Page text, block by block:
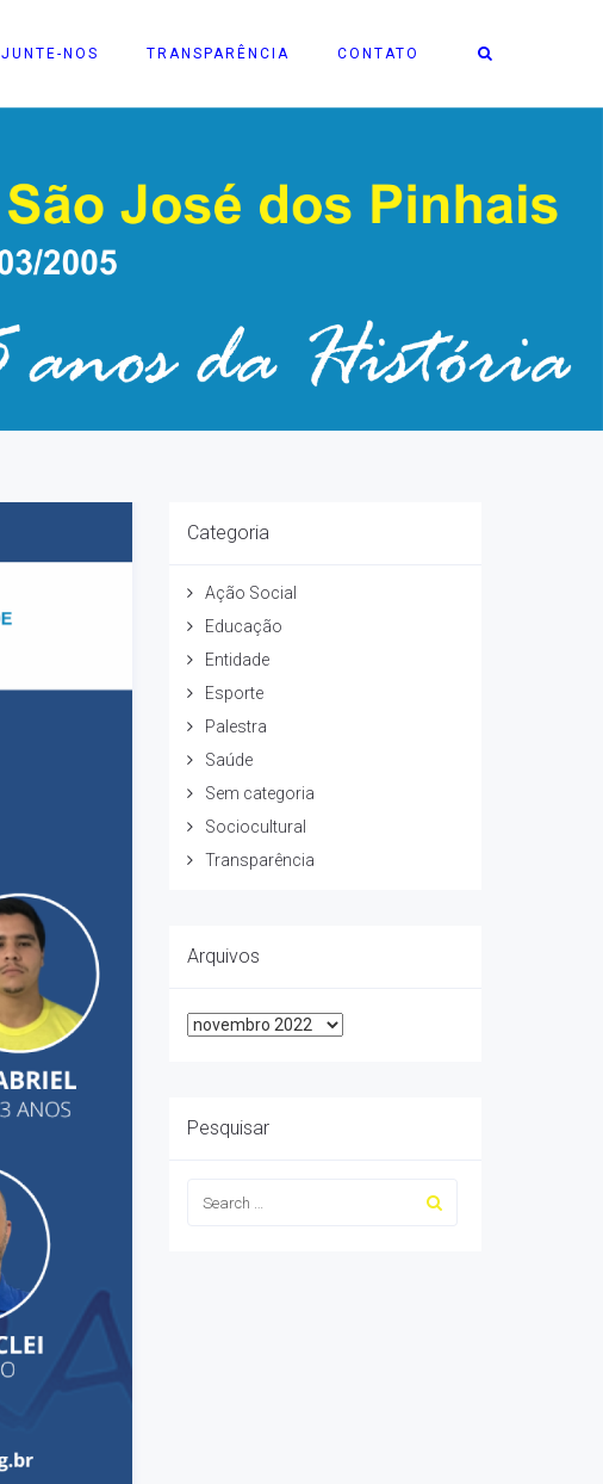
JUNTE-NOS TRANSPARÊNCIA CONTATO
Categoria
Ação Social
Educação
Entidade
Esporte
Palestra
Saúde
Sem categoria
Sociocultural
Transparência
Arquivos
Arquivos
Pesquisar